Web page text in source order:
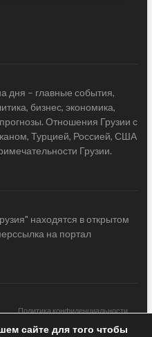
дня – главные события,
бизнес, экономика,
Отношения Грузии с
Турцией, Россией, США
Грузии.
находятся в открытом
на портал
Политика конфиденциальности
сайте для того чтобы